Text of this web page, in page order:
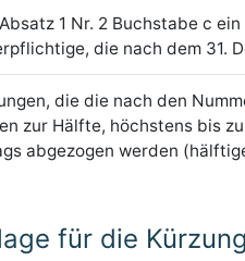
1 Nr. 2 Buchstabe c
die nach dem 31.
die die nach den
zur Hälfte, höchstens bis
abgezogen werden
für die